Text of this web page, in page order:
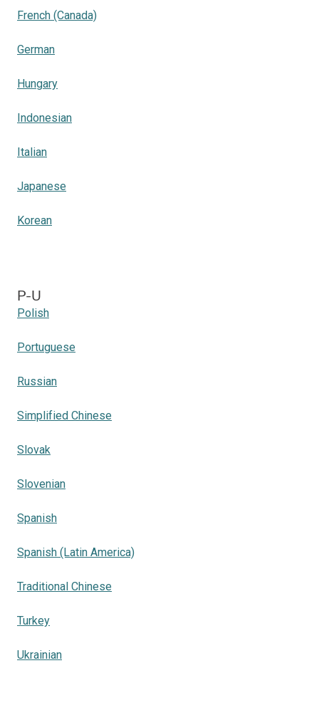
French (Canada)
German
Hungary
Indonesian
Italian
Japanese
Korean
P-U
Polish
Portuguese
Russian
Simplified Chinese
Slovak
Slovenian
Spanish
Spanish (Latin America)
Traditional Chinese
Turkey
Ukrainian